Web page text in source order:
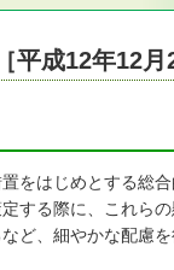
成12年12月
をはじめとする総
する際に、これら
ど、細やかな配慮